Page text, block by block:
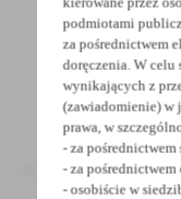
z nowego
Grodziski Klub...
podmiotami
za pośrednictwem
doręczenia. W celu
wynikających z
(zawiadomienie) w
prawa, w
- za pośrednictwem
- za
- osobiście w